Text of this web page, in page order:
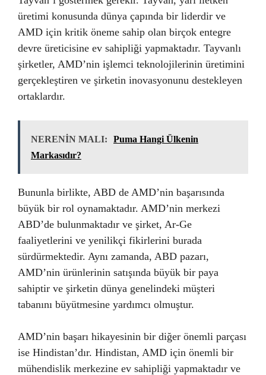
üretimi konusunda dünya çapında bir liderdir ve
AMD için kritik öneme sahip olan birçok entegre
devre üreticisine ev sahipliği yapmaktadır. Tayvanlı
şirketler, AMD’nin işlemci teknolojilerinin üretimini
gerçekleştiren ve şirketin inovasyonunu destekleyen
ortaklardır.
NERENİN MALI:
Puma Hangi Ülkenin
Markasıdır?
Bununla birlikte, ABD de AMD’nin başarısında
büyük bir rol oynamaktadır. AMD’nin merkezi
ABD’de bulunmaktadır ve şirket, Ar-Ge
faaliyetlerini ve yenilikçi fikirlerini burada
sürdürmektedir. Aynı zamanda, ABD pazarı,
AMD’nin ürünlerinin satışında büyük bir paya
sahiptir ve şirketin dünya genelindeki müşteri
tabanını büyütmesine yardımcı olmuştur.
AMD’nin başarı hikayesinin bir diğer önemli parçası
ise Hindistan’dır. Hindistan, AMD için önemli bir
mühendislik merkezine ev sahipliği yapmaktadır ve